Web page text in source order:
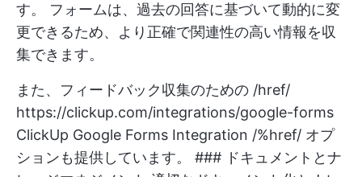
す。 フォームは、過去の回答に基づいて動的に変
更できるため、より正確で関連性の高い情報を収
集できます。
また、フィードバック収集のための /href/
https://clickup.com/integrations/google-forms
ClickUp Google Forms Integration /%href/ オプ
ションも提供しています。 ### ドキュメントとナ